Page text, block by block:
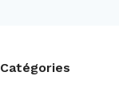
Catégories